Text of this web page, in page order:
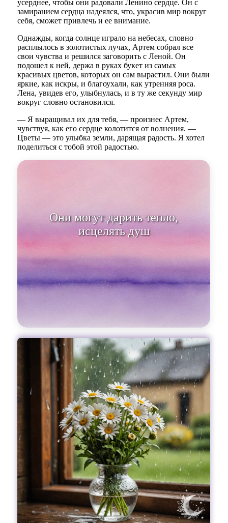
усерднее, чтобы они радовали Ленино сердце. Он с
замиранием сердца надеялся, что, украсив мир вокруг
себя, сможет привлечь и ее внимание.
Однажды, когда солнце играло на небесах, словно
расплылось в золотистых лучах, Артем собрал все
свои чувства и решился заговорить с Леной. Он
подошел к ней, держа в руках букет из самых
красивых цветов, которых он сам вырастил. Они были
яркие, как искры, и благоухали, как утренняя роса.
Лена, увидев его, улыбнулась, и в ту же секунду мир
вокруг словно остановился.
— Я выращивал их для тебя, — произнес Артем,
чувствуя, как его сердце колотится от волнения. —
Цветы — это улыбка земли, дарящая радость. Я хотел
поделиться с тобой этой радостью.
О